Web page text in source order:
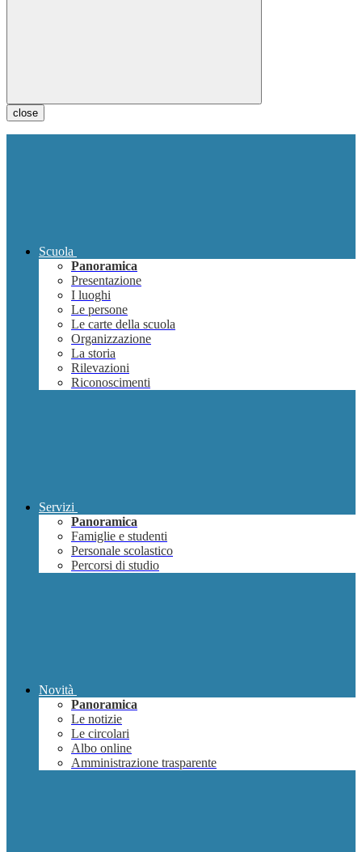
close
Scuola
Panoramica
Presentazione
I luoghi
Le persone
Le carte della scuola
Organizzazione
La storia
Rilevazioni
Riconoscimenti
Servizi
Panoramica
Famiglie e studenti
Personale scolastico
Percorsi di studio
Novità
Panoramica
Le notizie
Le circolari
Albo online
Amministrazione trasparente